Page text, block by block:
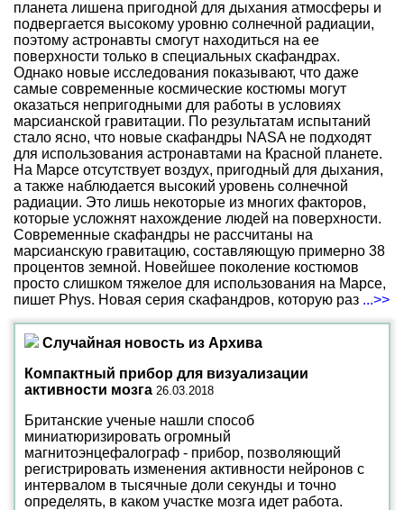
планета лишена пригодной для дыхания атмосферы и
подвергается высокому уровню солнечной радиации,
поэтому астронавты смогут находиться на ее
поверхности только в специальных скафандрах.
Однако новые исследования показывают, что даже
самые современные космические костюмы могут
оказаться непригодными для работы в условиях
марсианской гравитации. По результатам испытаний
стало ясно, что новые скафандры NASA не подходят
для использования астронавтами на Красной планете.
На Марсе отсутствует воздух, пригодный для дыхания,
а также наблюдается высокий уровень солнечной
радиации. Это лишь некоторые из многих факторов,
которые усложнят нахождение людей на поверхности.
Современные скафандры не рассчитаны на
марсианскую гравитацию, составляющую примерно 38
процентов земной. Новейшее поколение костюмов
просто слишком тяжелое для использования на Марсе,
пишет Phys. Новая серия скафандров, которую раз ...>>
Случайная новость из Архива
Компактный прибор для визуализации
активности мозга 26.03.2018
Британские ученые нашли способ
миниатюризировать огромный
магнитоэнцефалограф - прибор, позволяющий
регистрировать изменения активности нейронов с
интервалом в тысячные доли секунды и точно
определять, в каком участке мозга идет работа.